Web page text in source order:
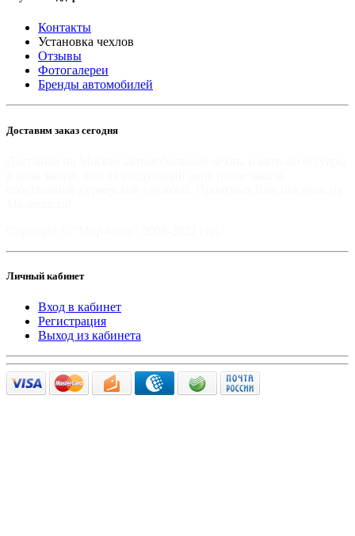
Контакты
Установка чехлов
Отзывы
Фотогалереи
Бренды автомобилей
Доставим заказ сегодня
Личный кабинет
Вход в кабинет
Регистрация
Выход из кабинета